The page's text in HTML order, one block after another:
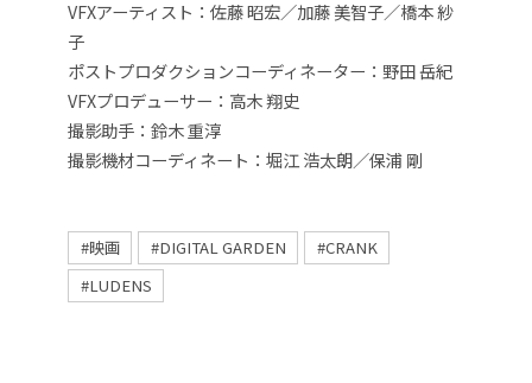
VFXアーティスト：佐藤 昭宏／加藤 美智子／橋本 紗
子
ポストプロダクションコーディネーター：野田 岳紀
VFXプロデューサー：高木 翔史
撮影助手：鈴木 重淳
撮影機材コーディネート：堀江 浩太朗／保浦 剛
#映画 #DIGITAL GARDEN
#CRANK
#LUDENS